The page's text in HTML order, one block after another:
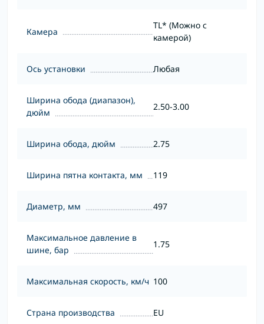
Камера
TL* (Можно с
камерой)
Ось установки Любая
Ширина обода (диапазон),
дюйм
2.50-3.00
Ширина обода, дюйм 2.75
Ширина пятна контакта, мм 119
Диаметр, мм 497
Максимальное давление в
шине, бар
1.75
Максимальная скорость, км/ч 100
Страна производства
EU